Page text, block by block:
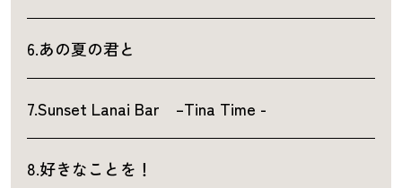
6.あの夏の君と
7.Sunset Lanai Bar –Tina Time -
8.好きなことを！